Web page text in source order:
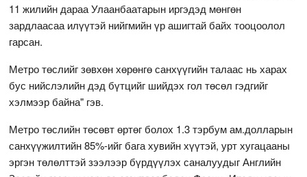
11 жилийн дараа Улаанбаатарын иргэдэд мөнгөн
зардлаасаа илүүтэй нийгмийн үр ашигтай байх тооцоолол
гарсан.
Метро төслийг зөвхөн хөрөнгө санхүүгийн талаас нь харах
бус нийслэлийн дэд бүтцийг шийдэх гол төсөл гэдгийг
хэлмээр байна" гэв.
Метро төслийн төсөвт өртөг болох 1.3 тэрбум ам.долларын
санхүүжилтийн 85%-ийг бага хувийн хүүтэй, урт хугацааны
эргэн төлөлттэй зээлээр бүрдүүлэх саналуудыг Английн